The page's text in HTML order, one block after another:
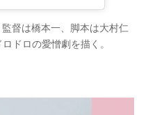
督は橋本一、脚本は大村仁
ドロの愛憎劇を描く。